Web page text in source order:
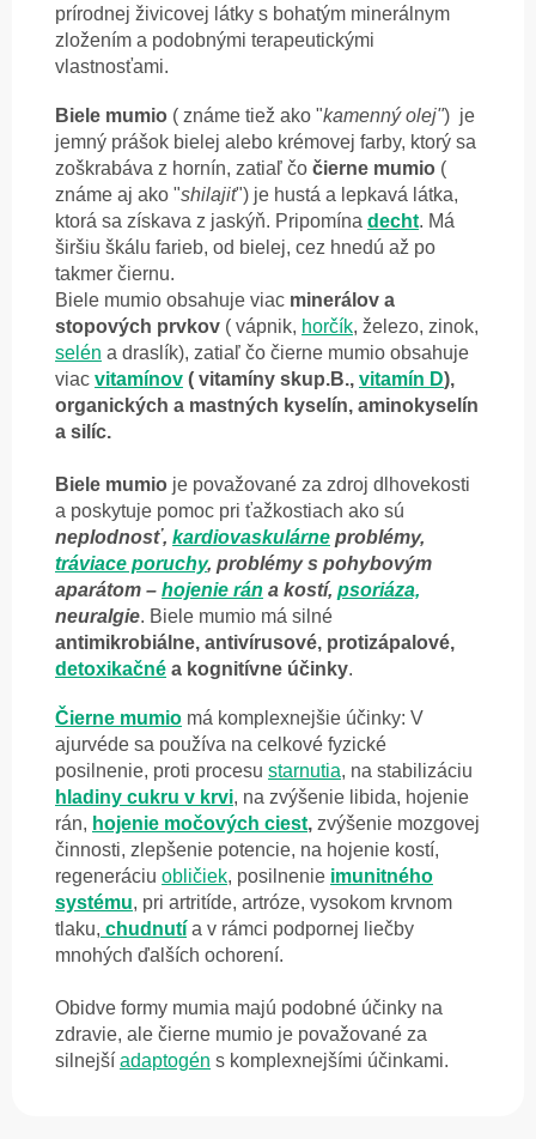
prírodnej živicovej látky s bohatým minerálnym
zložením a podobnými terapeutickými
vlastnosťami.
Biele mumio ( známe tiež ako "kamenný olej") je
jemný prášok bielej alebo krémovej farby, ktorý sa
zoškrabáva z hornín, zatiaľ čo čierne mumio (
známe aj ako "shilajit") je hustá a lepkavá látka,
ktorá sa získava z jaskýň. Pripomína decht. Má
širšiu škálu farieb, od bielej, cez hnedú až po
takmer čiernu.
Biele mumio obsahuje viac minerálov a
stopových prvkov ( vápnik, horčík, železo, zinok,
selén a draslík), zatiaľ čo čierne mumio obsahuje
viac vitamínov ( vitamíny skup.B., vitamín D),
organických a mastných kyselín, aminokyselín
a silíc.
Biele mumio je považované za zdroj dlhovekosti
a poskytuje pomoc pri ťažkostiach ako sú
neplodnosť, kardiovaskulárne problémy,
tráviace poruchy, problémy s pohybovým
aparátom – hojenie rán a kostí, psoriáza,
neuralgie. Biele mumio má silné
antimikrobiálne, antivírusové, protizápalové,
detoxikačné a kognitívne účinky.
Čierne mumio má komplexnejšie účinky: V
ajurvéde sa používa na celkové fyzické
posilnenie, proti procesu starnutia, na stabilizáciu
hladiny cukru v krvi, na zvýšenie libida, hojenie
rán, hojenie močových ciest, zvýšenie mozgovej
činnosti, zlepšenie potencie, na hojenie kostí,
regeneráciu obličiek, posilnenie imunitného
systému, pri artritíde, artróze, vysokom krvnom
tlaku, chudnutí a v rámci podpornej liečby
mnohých ďalších ochorení.
Obidve formy mumia majú podobné účinky na
zdravie, ale čierne mumio je považované za
silnejší adaptogén s komplexnejšími účinkami.